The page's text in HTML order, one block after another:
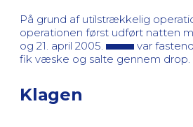
På grund af utilstrækkelig
operationen først udført natten
og 21. april 2005.
var
fik væske og salte gennem drop.
Klagen